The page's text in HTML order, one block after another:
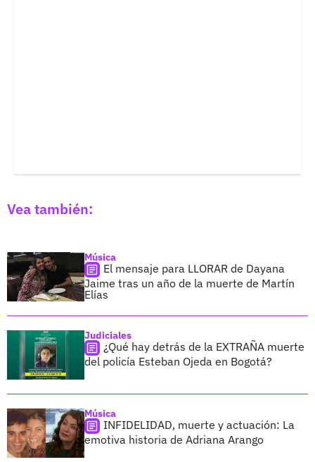
Vea también:
Música
El mensaje para LLORAR de Dayana
Jaime tras un año de la muerte de Martín
Elías
Judiciales
¿Qué hay detrás de la EXTRAÑA muerte
del policía Esteban Ojeda en Bogotá?
Música
INFIDELIDAD, muerte y actuación: La
emotiva historia de Adriana Arango